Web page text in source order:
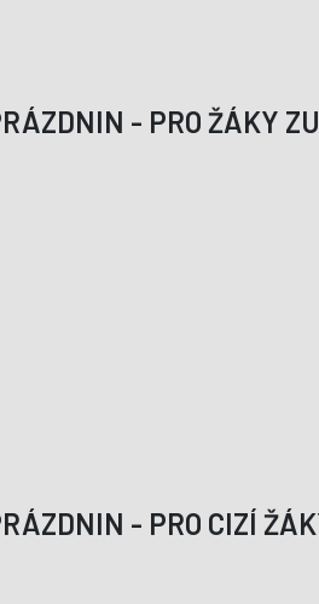
- PRO ŽÁKY
- PRO CIZÍ